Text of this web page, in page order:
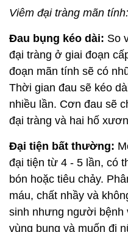
Viêm đại tràng mãn tính:
Đau bụng kéo dài: So
đại tràng ở giai đoạn
đoạn mãn tính sẽ có
Thời gian đau sẽ kéo
nhiều lần. Cơn đau sẽ
đại tràng và hai hố
Đại tiện bất thường:
đại tiện từ 4 - 5 lần, có
bón hoặc tiêu chảy.
máu, chất nhầy và
sinh nhưng người bệnh
vùng bụng và muốn đi